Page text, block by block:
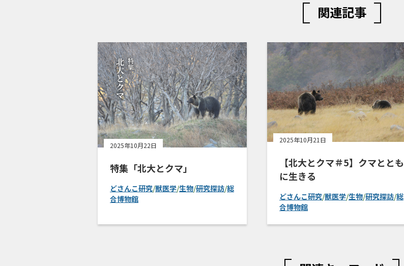
関連記事
2025年10月22日
特集「北大とクマ」
どさんこ研究/獣医学/生物/研究探訪/総
合博物館
2025年10月21日
【北大とクマ＃5】クマととも
に生きる
どさんこ研究/獣医学/生物/研究探訪/総
合博物館